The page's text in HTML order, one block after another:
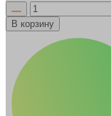
В корзину